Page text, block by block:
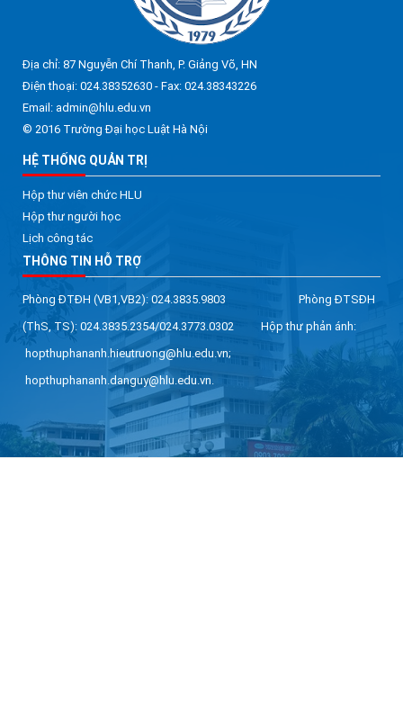
Địa chỉ: 87 Nguyễn Chí Thanh, P. Giảng Võ, HN
Điện thoại: 024.38352630 - Fax: 024.38343226
Email: admin@hlu.edu.vn
© 2016 Trường Đại học Luật Hà Nội
HỆ THỐNG QUẢN TRỊ
Hộp thư viên chức HLU
Hộp thư người học
Lịch công tác
THÔNG TIN HỖ TRỢ
Phòng ĐTĐH (VB1,VB2): 024.3835.9803 Phòng ĐTSĐH
(ThS, TS): 024.3835.2354/024.3773.0302 Hộp thư phản ánh:
hopthuphananh.hieutruong@hlu.edu.vn;
hopthuphananh.danguy@hlu.edu.vn.